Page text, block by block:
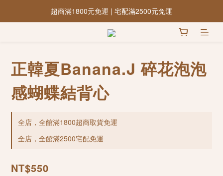
超商滿1800元免運 | 宅配滿2500元免運
正韓夏Banana.J 碎花泡泡
感蝴蝶結背心
全店，全館滿1800超商取貨免運
全店，全館滿2500宅配免運
NT$550